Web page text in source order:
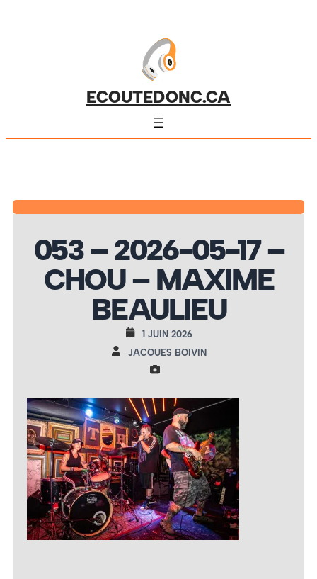
ECOUTEDONC.CA
053 – 2026-05-17 –
CHOU – MAXIME
BEAULIEU
1 JUIN 2026
JACQUES BOIVIN